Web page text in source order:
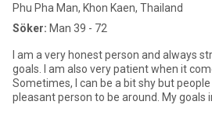
Phu Pha Man, Khon Kaen, Thailand
Söker: Man 39 - 72
I am a very honest person and always
goals. I am also very patient when it
Sometimes, I can be a bit shy but
pleasant person to be around. My goals